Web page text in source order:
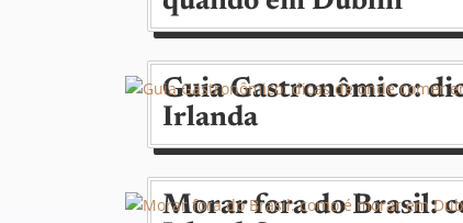
Guia Gastronômico:
Irlanda
Morar fora do Brasil: